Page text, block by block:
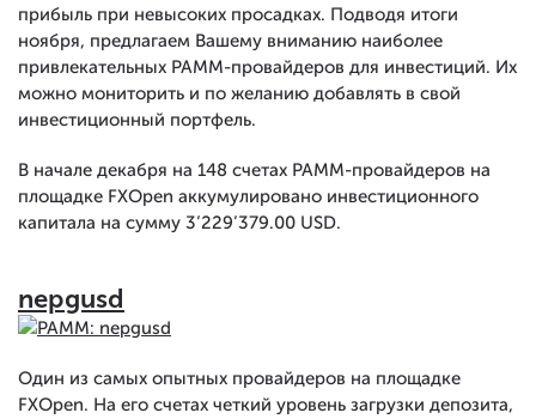
прибыль при невысоких просадках. Подводя итоги
ноября, предлагаем Вашему вниманию наиболее
привлекательных PAMM-провайдеров для инвестиций. Их
можно мониторить и по желанию добавлять в свой
инвестиционный портфель.
В начале декабря на 148 счетах PAMM-провайдеров на
площадке FXOpen аккумулировано инвестиционного
капитала на сумму 3’229’379.00 USD.
nepgusd
Один из самых опытных провайдеров на площадке
FXOpen. На его счетах четкий уровень загрузки депозита,